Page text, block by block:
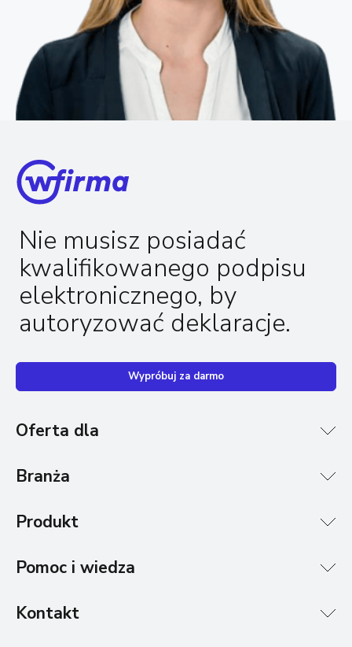
Nie musisz posiadać
kwalifikowanego podpisu
elektronicznego, by
autoryzować deklaracje.
Wypróbuj za darmo
Oferta dla
Branża
Produkt
Pomoc i wiedza
Kontakt